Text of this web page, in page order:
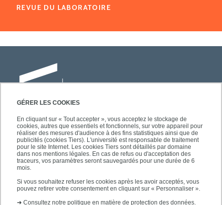
GÉRER LES COOKIES
En cliquant sur « Tout accepter », vous acceptez le stockage de
cookies, autres que essentiels et fonctionnels, sur votre appareil pour
réaliser des mesures d'audience à des fins statistiques ainsi que de
publicités (cookies Tiers). L'université est responsable de traitement
pour le site Internet. Les cookies Tiers sont détaillés par domaine
dans nos mentions légales. En cas de refus ou d'acceptation des
traceurs, vos paramètres seront sauvegardés pour une durée de 6
mois.
Si vous souhaitez refuser les cookies après les avoir acceptés, vous
pouvez retirer votre consentement en cliquant sur « Personnaliser ».
➜ Consultez notre politique en matière de protection des données.
REVUE DU LABORATOIRE
Université Paris-Est Créteil
Faculté des lettres, langues et sciences
humaines
61, avenue du Général de Gaulle
94010 Créteil